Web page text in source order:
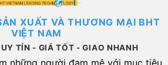
XUẤT VÀ THƯƠNG MẠI BHT
VIỆT NAM
TÍN - GIÁ TỐT - GIAO NHANH